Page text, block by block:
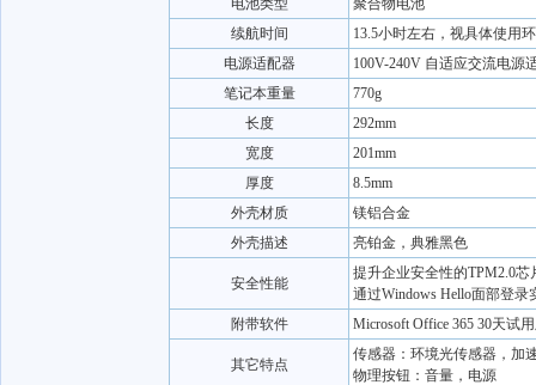
电池类型
聚合物电池
续航时间
13.5小时左右，视具体使用
电源适配器
100V-240V 自适应交流电源
笔记本重量
770g
长度
292mm
宽度
201mm
厚度
8.5mm
外壳材质
镁铝合金
外壳描述
亮铂金，典雅黑色
安全性能
提升企业安全性的TPM2.0芯
通过Windows Hello面部登录
附带软件
Microsoft Office 365 30天试
其它特点
传感器：环境光传感器，加
物理按钮：音量，电源